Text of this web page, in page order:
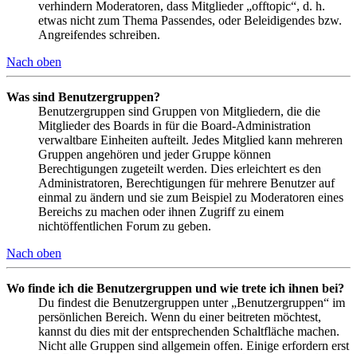
verhindern Moderatoren, dass Mitglieder „offtopic“, d. h.
etwas nicht zum Thema Passendes, oder Beleidigendes bzw.
Angreifendes schreiben.
Nach oben
Was sind Benutzergruppen?
Benutzergruppen sind Gruppen von Mitgliedern, die die
Mitglieder des Boards in für die Board-Administration
verwaltbare Einheiten aufteilt. Jedes Mitglied kann mehreren
Gruppen angehören und jeder Gruppe können
Berechtigungen zugeteilt werden. Dies erleichtert es den
Administratoren, Berechtigungen für mehrere Benutzer auf
einmal zu ändern und sie zum Beispiel zu Moderatoren eines
Bereichs zu machen oder ihnen Zugriff zu einem
nichtöffentlichen Forum zu geben.
Nach oben
Wo finde ich die Benutzergruppen und wie trete ich ihnen bei?
Du findest die Benutzergruppen unter „Benutzergruppen“ im
persönlichen Bereich. Wenn du einer beitreten möchtest,
kannst du dies mit der entsprechenden Schaltfläche machen.
Nicht alle Gruppen sind allgemein offen. Einige erfordern erst